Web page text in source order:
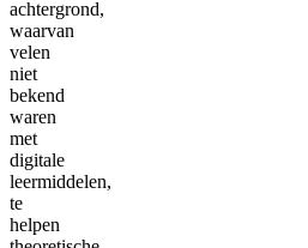
achtergrond,
waarvan
velen
niet
bekend
waren
met
digitale
leermiddelen,
te
helpen